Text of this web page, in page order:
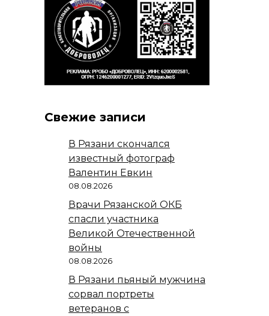
Свежие записи
В Рязани скончался
известный фотограф
Валентин Евкин
08.08.2026
Врачи Рязанской ОКБ
спасли участника
Великой Отечественной
войны
08.08.2026
В Рязани пьяный мужчина
сорвал портреты
ветеранов с